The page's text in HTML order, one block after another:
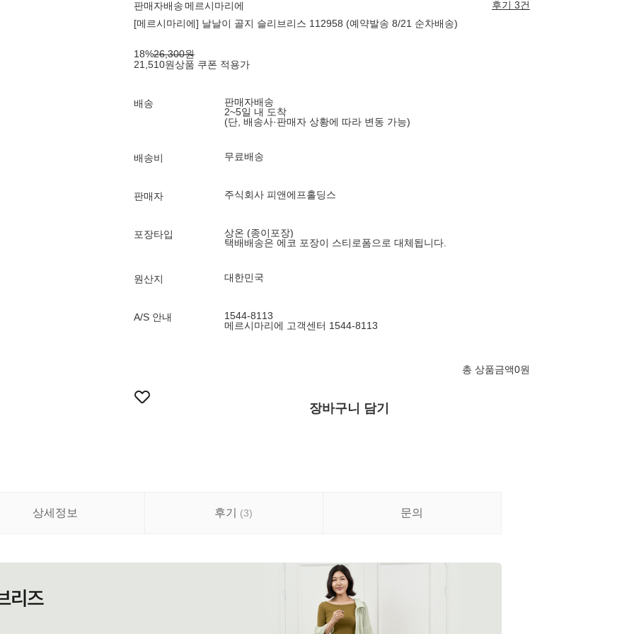
판매자배송메르시마리에
후기 3건
[메르시마리에] 날날이 골지 슬리브리스 112958 (예약발송 8/21 순차배송)
18%26,300원
21,510원상품 쿠폰 적용가
배송
판매자배송
2~5일 내 도착
(단, 배송사·판매자 상황에 따라 변동 가능)
배송비 무료배송
판매자 주식회사 피앤에프홀딩스
포장타입
상온 (종이포장)
택배배송은 에코 포장이 스티로폼으로 대체됩니다.
원산지 대한민국
A/S 안내
1544-8113
메르시마리에 고객센터 1544-8113
총 상품금액0원
장바구니 담기
상세정보 후기 (3) 문의